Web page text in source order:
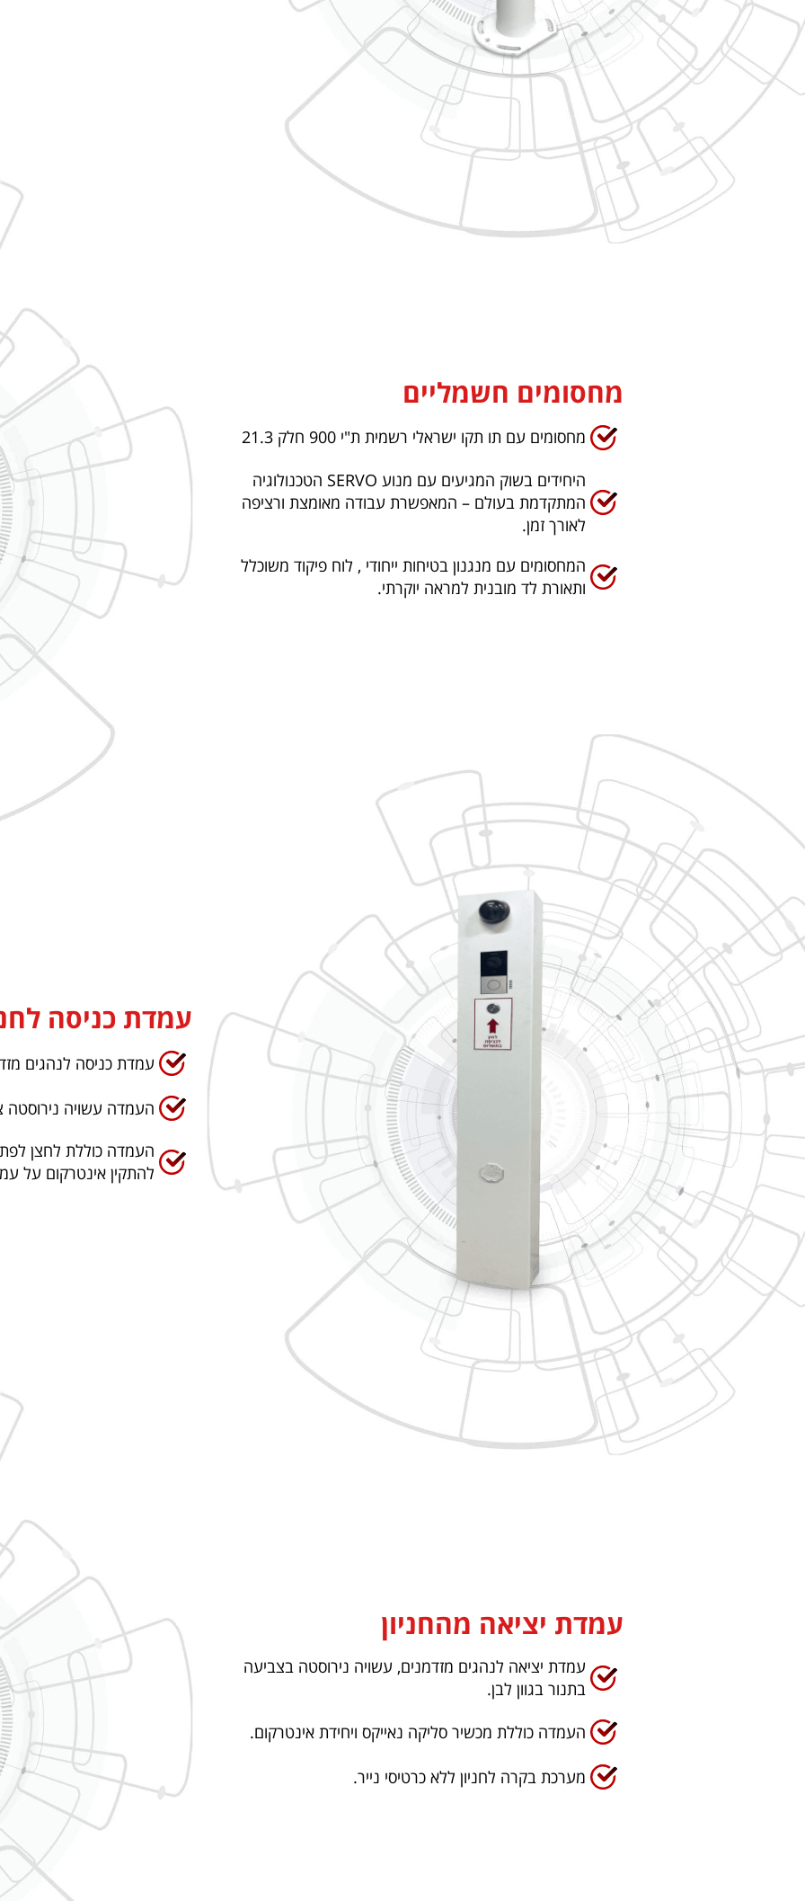
מחסומים חשמליים
מחסומים עם תו תקו ישראלי רשמית ת"י 900 חלק 21.3
היחידים בשוק המגיעים עם מנוע SERVO הטכנולוגיה
המתקדמת בעולם – המאפשרת עבודה מאומצת ורציפה
לאורך זמן.
המחסומים עם מנגנון בטיחות ייחודי , לוח פיקוד משוכלל
ותאורת לד מובנית למראה יוקרתי.
עמדת כניסה
עמדת כניסה לנהגים
העמדה עשויה נירוסטה
העמדה כוללת לחצן
להתקין אינטרקום על
עמדת יציאה מהחניון
עמדת יציאה לנהגים מזדמנים, עשויה נירוסטה בצביעה
בתנור בגוון לבן.
העמדה כוללת מכשיר סליקה נאייקס ויחידת אינטרקום.
מערכת בקרה לחניון ללא כרטיסי נייר.